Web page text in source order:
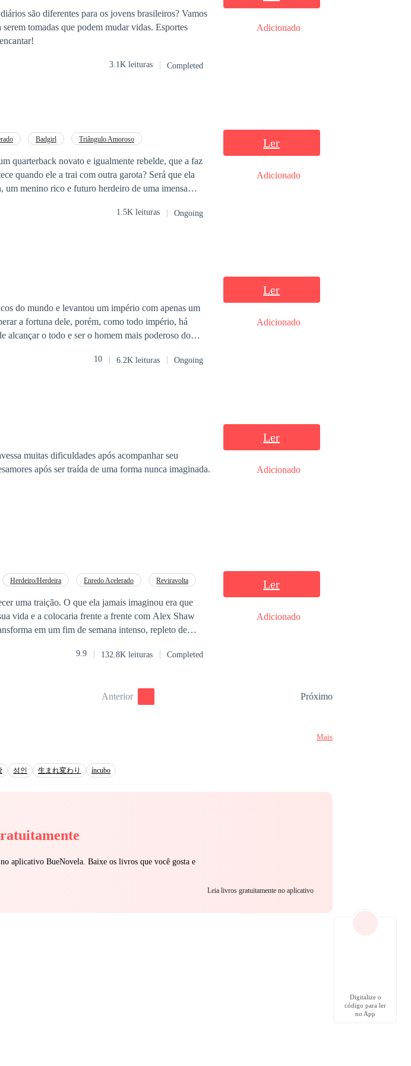
são diferentes para os jovens brasileiros? Vamos
tomadas que podem mudar vidas. Esportes
3.1K leituras Completed
Adicionado
Badgirl Triângulo Amoroso
quarterback novato e igualmente rebelde, que a faz
quando ele a trai com outra garota? Será que ela
e o playboy desejado por todas; de noite, um
1.5K leituras Ongoing
Ler
Adicionado
do mundo e levantou um império com apenas um
a fortuna dele, porém, como todo império, há
alcançar o todo e ser o homem mais poderoso do
10 6.2K leituras Ongoing
Ler
Adicionado
muitas dificuldades após acompanhar seu
após ser traída de uma forma nunca imaginada.
Ler
Adicionado
Herdeiro/Herdeira Enredo Acelerado
Reviravolta
imaginou era que
vida e a colocaria frente a frente com Alex Shaw
luto e outros conteúdos potencialmente
9.9 132.8K leituras Completed
Ler
Adicionado
Anterior Próximo
Mais
성인 生まれ変わり íncubo
aplicativo BueNovela. Baixe os livros que você gosta e
Leia livros gratuitamente no aplicativo
Digitalize o
código para ler
no App